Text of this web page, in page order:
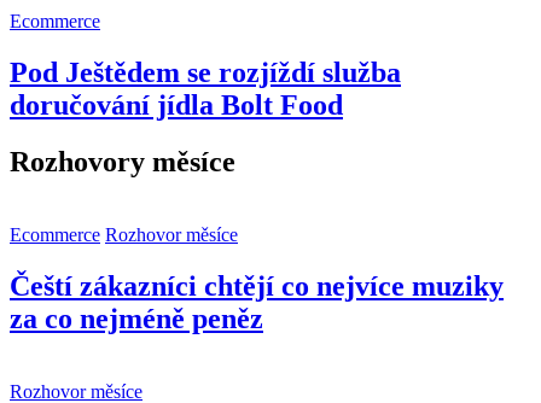
Ecommerce
Pod Ještědem se rozjíždí služba
doručování jídla Bolt Food
Rozhovory měsíce
Ecommerce Rozhovor měsíce
Čeští zákazníci chtějí co nejvíce muziky
za co nejméně peněz
Rozhovor měsíce